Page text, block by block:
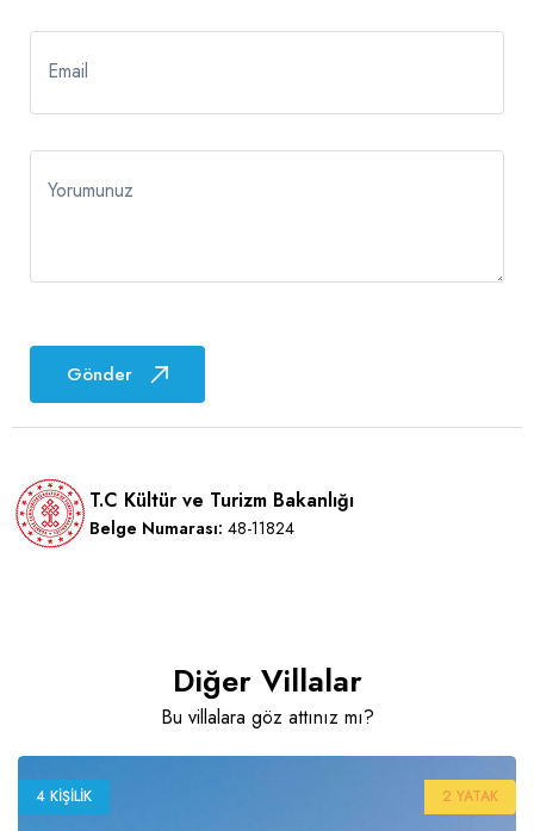
Email
Yorumunuz
Gönder
T.C Kültür ve Turizm Bakanlığı
Belge Numarası: 48-11824
Diğer Villalar
Bu villalara göz attınız mı?
4 KIŞILIK 2 YATAK